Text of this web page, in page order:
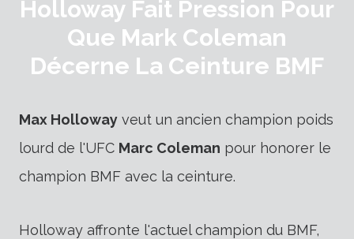
Holloway Fait Pression Pour
Que Mark Coleman
Décerne La Ceinture BMF
Max Holloway veut un ancien champion poids
lourd de l'UFC Marc Coleman pour honorer le
champion BMF avec la ceinture.
Holloway affronte l'actuel champion du BMF,